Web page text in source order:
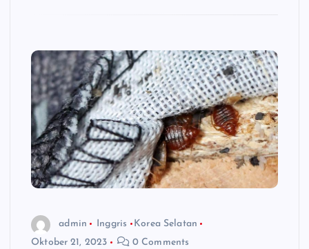
admin Inggris
Korea Selatan
Oktober 21, 2023
0 Comments